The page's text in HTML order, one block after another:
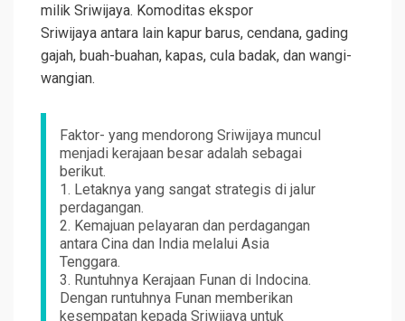
milik Sriwijaya. Komoditas ekspor
Sriwijaya antara lain kapur barus, cendana, gading
gajah, buah-buahan, kapas, cula badak, dan wangi-
wangian.
Faktor- yang mendorong Sriwijaya muncul
menjadi kerajaan besar adalah sebagai
berikut.
1. Letaknya yang sangat strategis di jalur
perdagangan.
2. Kemajuan pelayaran dan perdagangan
antara Cina dan India melalui Asia
Tenggara.
3. Runtuhnya Kerajaan Funan di Indocina.
Dengan runtuhnya Funan memberikan
kesempatan kepada Sriwijaya untuk